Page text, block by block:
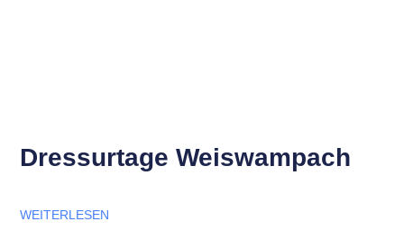
Dressurtage Weiswampach
WEITERLESEN